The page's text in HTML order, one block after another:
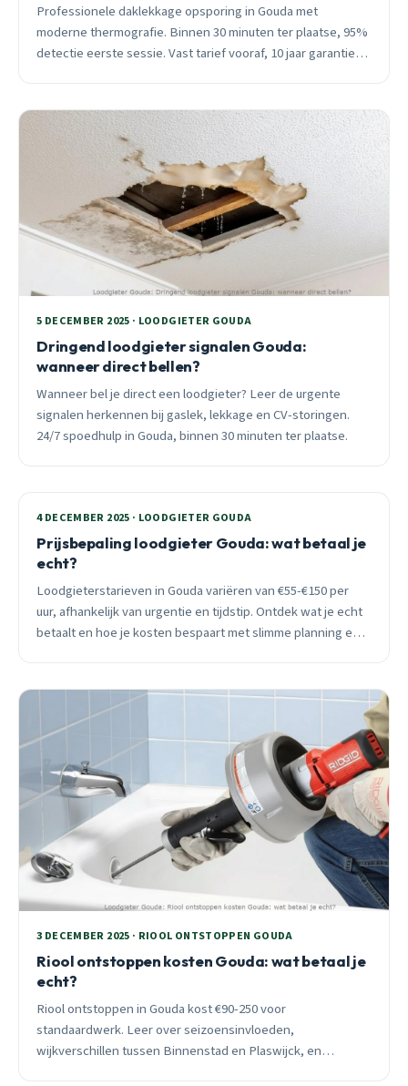
Professionele daklekkage opsporing in Gouda met
moderne thermografie. Binnen 30 minuten ter plaatse, 95%
detectie eerste sessie. Vast tarief vooraf, 10 jaar garantie
5 DECEMBER 2025 · LOODGIETER GOUDA
Dringend loodgieter signalen Gouda:
wanneer direct bellen?
Wanneer bel je direct een loodgieter? Leer de urgente
signalen herkennen bij gaslek, lekkage en CV-storingen.
24/7 spoedhulp in Gouda, binnen 30 minuten ter plaatse.
4 DECEMBER 2025 · LOODGIETER GOUDA
Prijsbepaling loodgieter Gouda: wat betaal je
echt?
Loodgieterstarieven in Gouda variëren van €55-€150 per
uur, afhankelijk van urgentie en tijdstip. Ontdek wat je echt
betaalt en hoe je kosten bespaart met slimme planning en
3 DECEMBER 2025 · RIOOL ONTSTOPPEN GOUDA
Riool ontstoppen kosten Gouda: wat betaal je
echt?
Riool ontstoppen in Gouda kost €90-250 voor
standaardwerk. Leer over seizoensinvloeden,
wijkverschillen tussen Binnenstad en Plaswijck, en